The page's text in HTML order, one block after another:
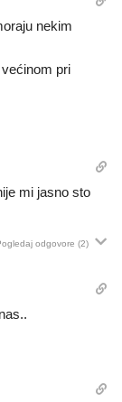
nekim
pri
mi jasno sto
odgovore (2)